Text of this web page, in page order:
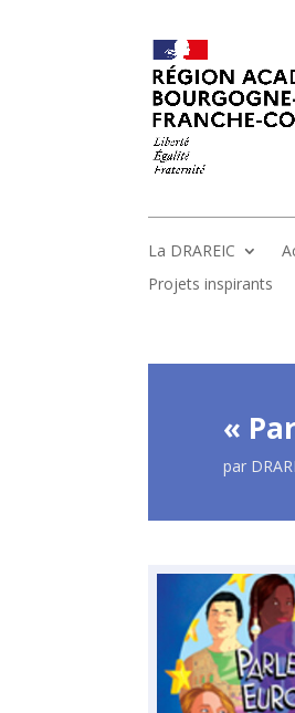
La DRAREIC
Projets inspirants
«
par